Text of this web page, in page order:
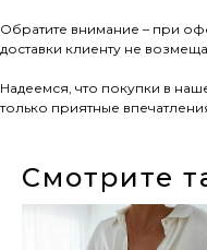
Обратите внимание – при
доставки клиенту не
Надеемся, что покупки в
только приятные
Смотрите